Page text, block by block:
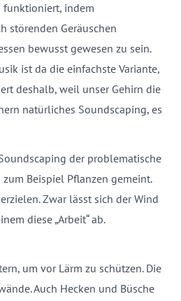
funktioniert, indem
störenden Geräuschen
bewusst gewesen zu sein.
ist da die einfachste Variante,
deshalb, weil unser Gehirn die
natürliches Soundscaping, es
der problematische
Beispiel Pflanzen gemeint.
Zwar lässt sich der Wind
diese „Arbeit“ ab.
um vor Lärm zu schützen. Die
Auch Hecken und Büsche